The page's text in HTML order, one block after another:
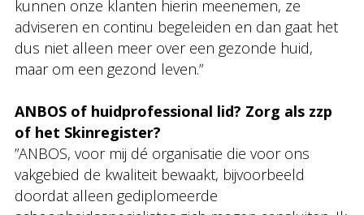
kunnen onze klanten hierin meenemen, ze
adviseren en continu begeleiden en dan gaat het
dus niet alleen meer over een gezonde huid,
maar om een gezond leven.”
ANBOS of huidprofessional lid? Zorg als zzp
of het Skinregister?
”ANBOS, voor mij dé organisatie die voor ons
vakgebied de kwaliteit bewaakt, bijvoorbeeld
doordat alleen gediplomeerde